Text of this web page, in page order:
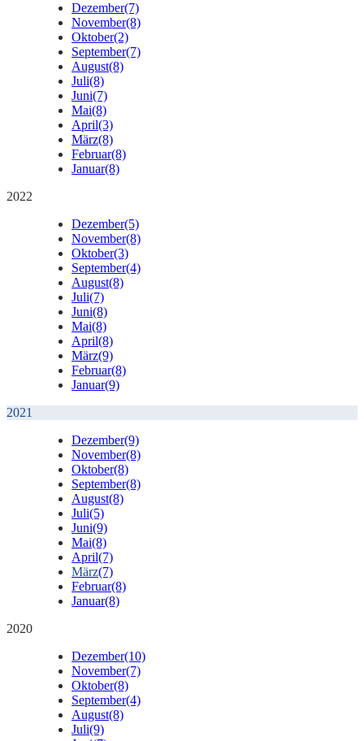
Dezember(7)
November(8)
Oktober(2)
September(7)
August(8)
Juli(8)
Juni(7)
Mai(8)
April(3)
März(8)
Februar(8)
Januar(8)
2022
Dezember(5)
November(8)
Oktober(3)
September(4)
August(8)
Juli(7)
Juni(8)
Mai(8)
April(8)
März(9)
Februar(8)
Januar(9)
2021
Dezember(9)
November(8)
Oktober(8)
September(8)
August(8)
Juli(5)
Juni(9)
Mai(8)
April(7)
März(7)
Februar(8)
Januar(8)
2020
Dezember(10)
November(7)
Oktober(8)
September(4)
August(8)
Juli(9)